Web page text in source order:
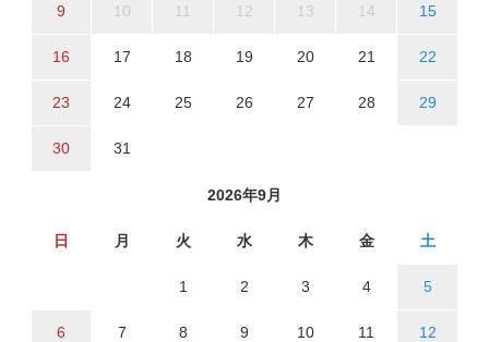
9 10 11 12 13 14 15
16 17 18 19 20 21 22
23 24 25 26 27 28 29
30 31
2026年9月
日 月 火 水 木 金 土
1 2 3 4 5
6 7 8 9 10 11 12